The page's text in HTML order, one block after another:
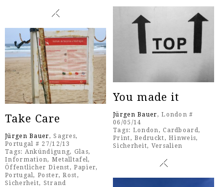
You made it
Jürgen Bauer, London #
06/05/14
Tags: London, Cardboard,
Print,Bedruckt,Hinweis,
Sicherheit, Versalien
Take Care
Jürgen Bauer, Sagres,
Portugal # 27/12/13
Tags: Ankündigung, Glas,
Information, Metalltafel,
Öffentlicher Dienst,Papier,
Portugal,Poster,Rost,
Sicherheit, Strand